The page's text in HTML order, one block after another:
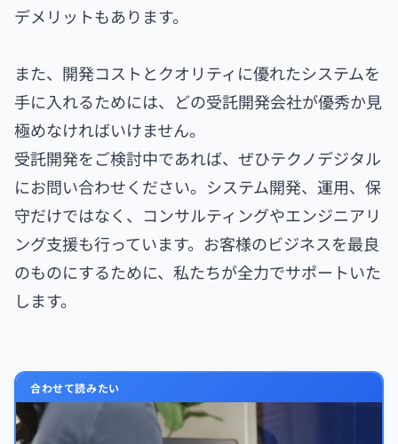
デメリットもあります。
また、開発コストとクオリティに優れたシステムを
手に入れるためには、どの受託開発会社が優秀か見
極めなければいけません。
受託開発をご検討中であれば、ぜひテクノデジタル
にお問い合わせください。システム開発、運用、保
守だけではなく、コンサルティングやエンジニアリ
ング支援も行っています。お客様のビジネスを最良
のものにするために、私たちが全力でサポートいた
します。
合わせて読みたい